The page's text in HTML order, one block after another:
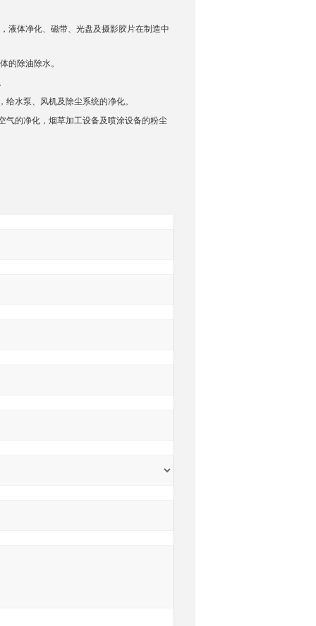
液体净化、磁带、光盘及摄影胶片在制造中
的除油除水。
水泵、风机及除尘系统的净化。
气的净化，烟草加工设备及喷涂设备的粉尘